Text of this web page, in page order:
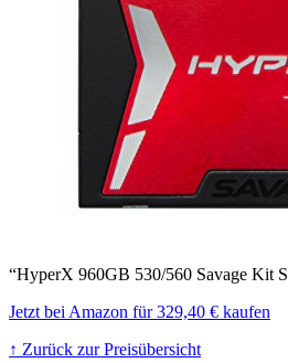
“HyperX 960GB 530/560 Savage Kit
Jetzt bei Amazon für 329,40 € kaufen
↑ Zurück zur Preisübersicht